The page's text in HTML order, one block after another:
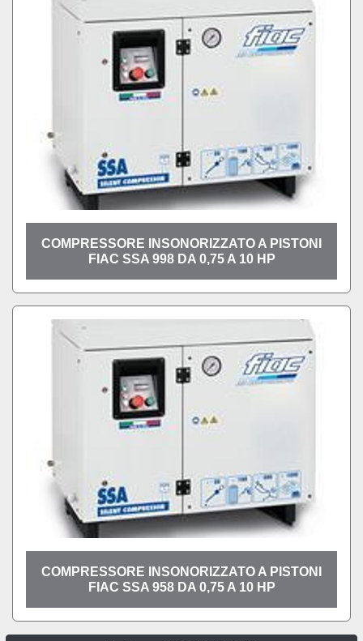
COMPRESSORE INSONORIZZATO A PISTONI
FIAC SSA 998 DA 0,75 A 10 HP
COMPRESSORE INSONORIZZATO A PISTONI
FIAC SSA 958 DA 0,75 A 10 HP